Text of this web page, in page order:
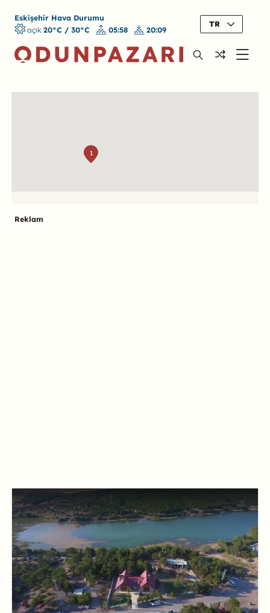
Eskişehir Hava Durumu
açık 20°C / 30°C 05:58 20:09
TR
1
Reklam